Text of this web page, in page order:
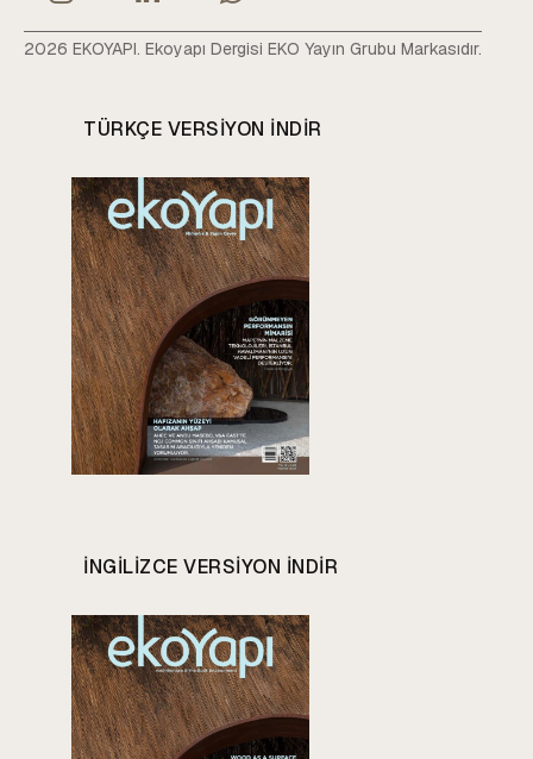
2026 EKOYAPI. Ekoyapı Dergisi EKO Yayın Grubu Markasıdır.
TÜRKÇE VERSIYON INDIR
INGILIZCE VERSIYON INDIR